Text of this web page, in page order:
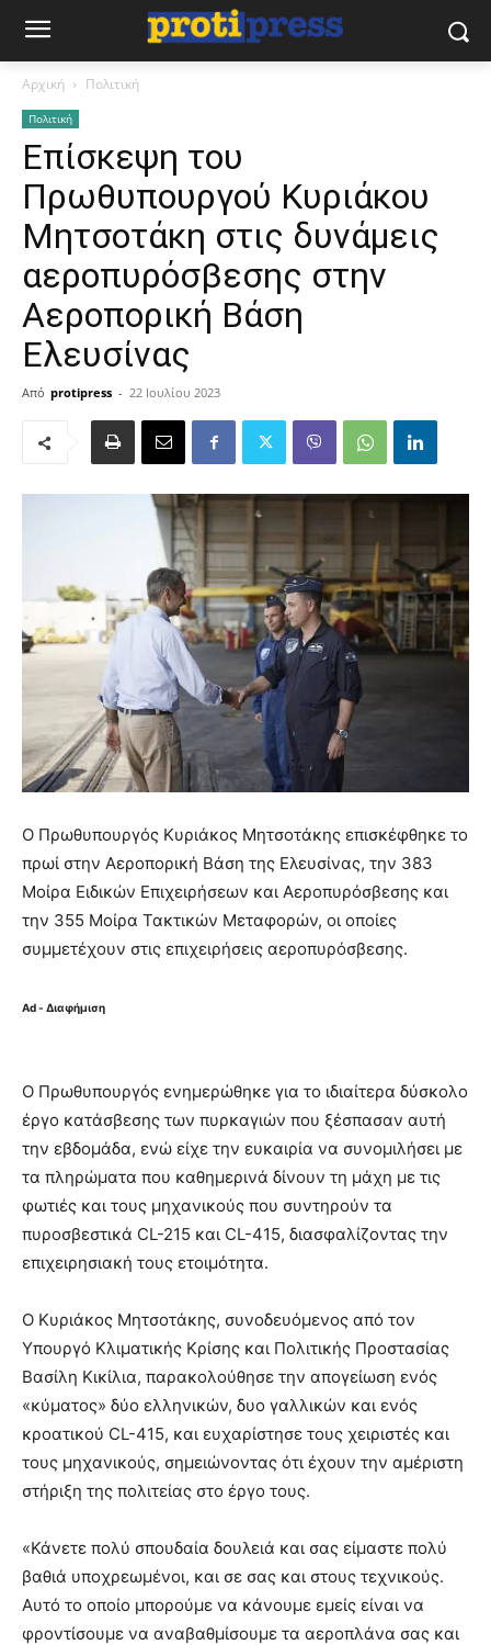
Αρχική Πολιτική
Πολιτική
Επίσκεψη του
Πρωθυπουργού Κυριάκου
Μητσοτάκη στις δυνάμεις
αεροπυρόσβεσης στην
Αεροπορική Βάση
Ελευσίνας
Από protipress - 22 Ιουλίου 2023
Ο Πρωθυπουργός Κυριάκος Μητσοτάκης επισκέφθηκε το
πρωί στην Αεροπορική Βάση της Ελευσίνας, την 383
Μοίρα Ειδικών Επιχειρήσεων και Αεροπυρόσβεσης και
την 355 Μοίρα Τακτικών Μεταφορών, οι οποίες
συμμετέχουν στις επιχειρήσεις αεροπυρόσβεσης.
Ad - Διαφήμιση
Ο Πρωθυπουργός ενημερώθηκε για το ιδιαίτερα δύσκολο
έργο κατάσβεσης των πυρκαγιών που ξέσπασαν αυτή
την εβδομάδα, ενώ είχε την ευκαιρία να συνομιλήσει με
τα πληρώματα που καθημερινά δίνουν τη μάχη με τις
φωτιές και τους μηχανικούς που συντηρούν τα
πυροσβεστικά CL-215 και CL-415, διασφαλίζοντας την
επιχειρησιακή τους ετοιμότητα.
Ο Κυριάκος Μητσοτάκης, συνοδευόμενος από τον
Υπουργό Κλιματικής Κρίσης και Πολιτικής Προστασίας
Βασίλη Κικίλια, παρακολούθησε την απογείωση ενός
«κύματος» δύο ελληνικών, δυο γαλλικών και ενός
κροατικού CL-415, και ευχαρίστησε τους χειριστές και
τους μηχανικούς, σημειώνοντας ότι έχουν την αμέριστη
στήριξη της πολιτείας στο έργο τους.
«Κάνετε πολύ σπουδαία δουλειά και σας είμαστε πολύ
βαθιά υποχρεωμένοι, και σε σας και στους τεχνικούς.
Αυτό το οποίο μπορούμε να κάνουμε εμείς είναι να
φροντίσουμε να αναβαθμίσουμε τα αεροπλάνα σας και